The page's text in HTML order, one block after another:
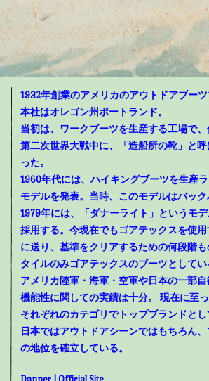
1932年創業のアメリカのアウトドアブー
本社はオレゴン州ポートランド。
当初は、ワークブーツを生産する工場で
第二次世界大戦中に、「造船所の靴」と
った。
1960年代には、ハイキングブーツを生産
モデルを発表。当時、このモデルはバッ
1979年には、「ダナーライト」というモ
採用する。今現在でもゴアテックスを使
に送り、基準をクリアするための何段階
タイルのみゴアテックスのブーツとしてい
アメリカ陸軍・海軍・空軍や日本の一部
機能性に関しての実績は十分。 現在に至
それぞれのカテゴリでトップブランドとし
日本ではアウトドアシーンではもちろん
の地位を確立している。